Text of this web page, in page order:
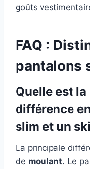
goûts
FAQ :
pantalons
Quelle est
différence
slim et un
La principale
de moulant. Le